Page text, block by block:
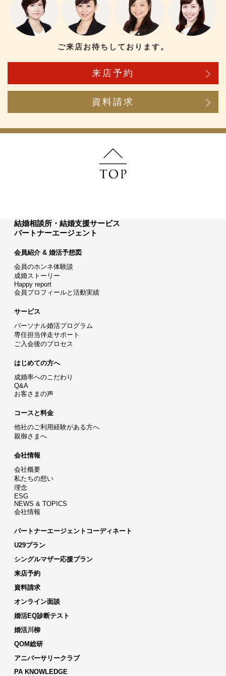
ご来店お待ちしております。
来店予約
資料請求
結婚相談所・結婚支援サービス
パートナーエージェント
会員紹介 & 婚活予想図
会員のホンネ体験談
成婚ストーリー
Happy report
会員プロフィールと活動実績
サービス
パーソナル婚活プログラム
専任担当伴走サポート
ご入会後のプロセス
はじめての方へ
成婚率へのこだわり
Q&A
お客さまの声
コースと料金
他社のご利用経験がある方へ
親御さまへ
会社情報
会社概要
私たちの想い
理念
ESG
NEWS & TOPICS
会社情報
パートナーエージェントコーディネート
U29プラン
シングルマザー応援プラン
来店予約
資料請求
オンライン面談
婚活EQ診断テスト
婚活川柳
QOM総研
アニバーサリークラブ
PA KNOWLEDGE